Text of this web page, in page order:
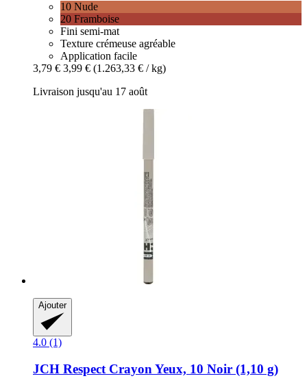
10 Nude
20 Framboise
Fini semi-mat
Texture crémeuse agréable
Application facile
3,79 € 3,99 € (1.263,33 € / kg)
Livraison jusqu'au 17 août
Ajouter
4.0 (1)
JCH Respect Crayon Yeux, 10 Noir (1,10 g)